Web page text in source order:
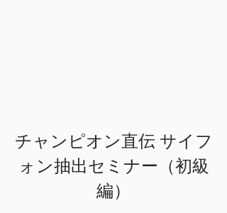
チャンピオン直伝 サイフ
ォン抽出セミナー（初級
編）